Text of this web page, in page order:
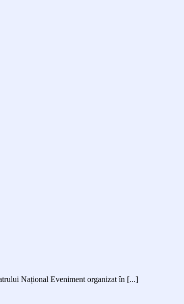
Național Eveniment organizat în [...]